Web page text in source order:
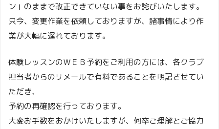
ン」のままで改正できていない事をお詫びいたします。
只今、変更作業を依頼しておりますが、諸事情により作
業が大幅に遅れております。
体験レッスンのＷＥＢ予約をご利用の方には、各クラブ
担当者からのリメールで有料であることを明記させてい
ただき、
予約の再確認を行っております。
大変お手数をおかけいたしますが、何卒ご理解とご協力